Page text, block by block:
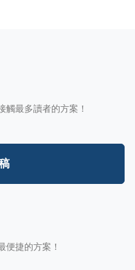
最多讀者的方案！
捷的方案！